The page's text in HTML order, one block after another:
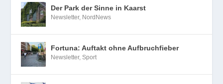
Der Park der Sinne in Kaarst
Newsletter, NordNews
Fortuna: Auftakt ohne Aufbruchfieber
Newsletter,Sport